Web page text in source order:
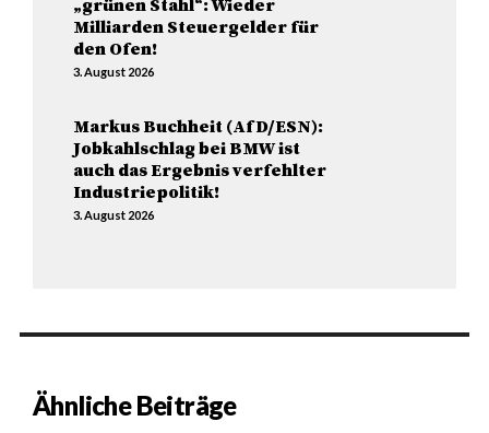
„grünen Stahl“: Wieder
Milliarden Steuergelder für
den Ofen!
3. August 2026
Markus Buchheit (AfD/ESN):
Jobkahlschlag bei BMW ist
auch das Ergebnis verfehlter
Industriepolitik!
3. August 2026
Ähnliche Beiträge